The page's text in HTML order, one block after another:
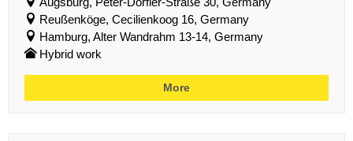
Reußenköge, Cecilienkoog 16, Germany
Hamburg, Alter Wandrahm 13-14, Germany
Hybrid work
More